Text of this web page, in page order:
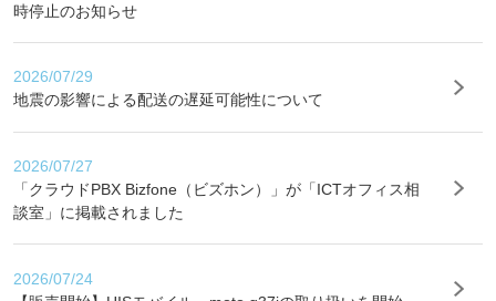
時停止のお知らせ
2026/07/29
地震の影響による配送の遅延可能性について
2026/07/27
「クラウドPBX Bizfone（ビズホン）」が「ICTオフィス相
談室」に掲載されました
2026/07/24